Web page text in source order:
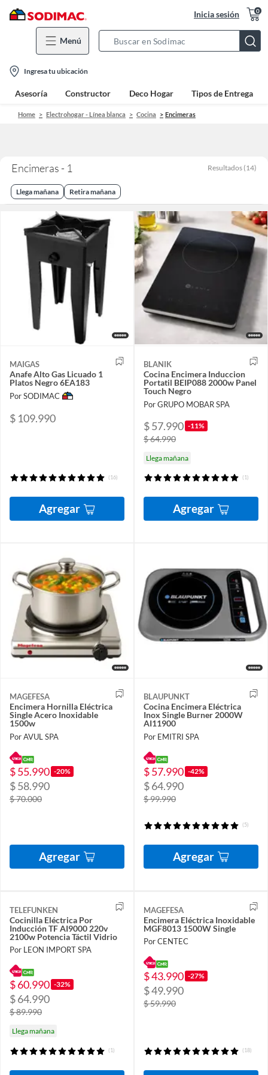
Inicia sesión 0
Menú
Bar
location-
icon
Ingresa tu ubicación
Asesoría Constructor Deco Hogar Tipos de Entrega
Home Electrohogar - Línea blanca Cocina Encimeras
Encimeras - 1 Resultados (14)
Llega mañana Retira mañana
MAIGAS
Anafe Alto Gas Licuado 1
Platos Negro 6EA183
Por SODIMAC
$ 109.990
(16)
Agregar
BLANIK
Cocina Encimera Induccion
Portatil BEIP088 2000w Panel
Touch Negro
Por GRUPO MOBAR SPA
$ 57.990 -11%
$ 64.990
Llega mañana
(1)
Agregar
MAGEFESA
Encimera Hornilla Eléctrica
Single Acero Inoxidable
1500w
Por AVUL SPA
$ 55.990 -20%
$ 58.990
$ 70.000
Agregar
BLAUPUNKT
Cocina Encimera Eléctrica
Inox Single Burner 2000W
AI11900
Por EMITRI SPA
$ 57.990 -42%
$ 64.990
$ 99.990
(5)
Agregar
TELEFUNKEN
Cocinilla Eléctrica Por
Inducción TF AI9000 220v
2100w Potencia Táctil Vidrio
Por LEON IMPORT SPA
$ 60.990 -32%
$ 64.990
$ 89.990
Llega mañana
(1)
MAGEFESA
Encimera Eléctrica Inoxidable
MGF8013 1500W Single
Por CENTEC
$ 43.990 -27%
$ 49.990
$ 59.990
(18)